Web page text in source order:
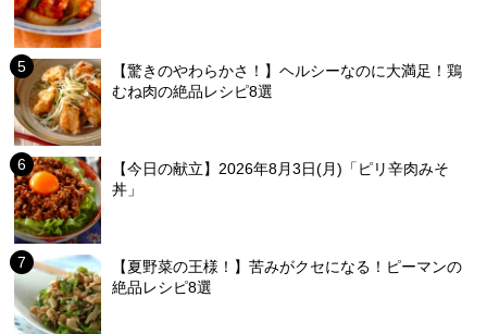
【驚きのやわらかさ！】ヘルシーなのに大満足！鶏
むね肉の絶品レシピ8選
【今日の献立】2026年8月3日(月)「ピリ辛肉みそ
丼」
【夏野菜の王様！】苦みがクセになる！ピーマンの
絶品レシピ8選